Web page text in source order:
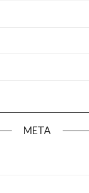
META